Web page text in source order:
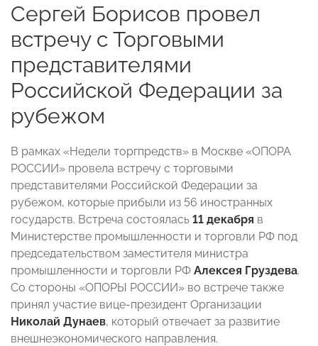
Сергей Борисов провел
встречу с Торговыми
представителями
Российской Федерации за
рубежом
В рамках «Недели торгпредств» в Москве «ОПОРА
РОССИИ» провела встречу с торговыми
представителями Российской Федерации за
рубежом, которые прибыли из 56 иностранных
государств. Встреча состоялась 11 декабря в
Министерстве промышленности и торговли РФ под
председательством заместителя министра
промышленности и торговли РФ Алексея Груздева.
Со стороны «ОПОРЫ РОССИИ» во встрече также
принял участие вице-президент Организации
Николай Дунаев, который отвечает за развитие
внешнеэкономического направления.